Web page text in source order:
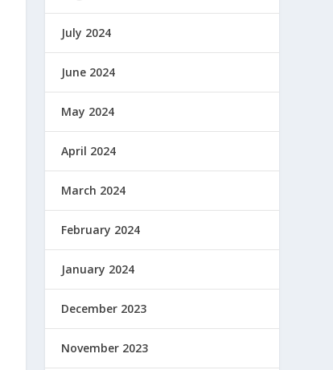
July 2024
June 2024
May 2024
April 2024
March 2024
February 2024
January 2024
December 2023
November 2023